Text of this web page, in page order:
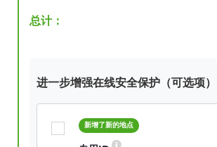
总计：
进一步增强在线安全保护（可选项）
新增了新的地点